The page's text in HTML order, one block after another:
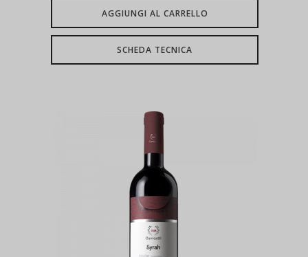
AGGIUNGI AL CARRELLO
SCHEDA TECNICA